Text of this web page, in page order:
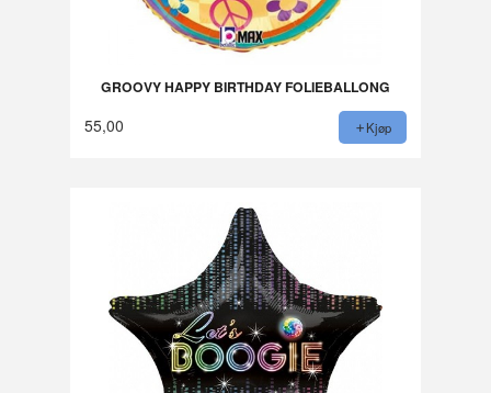
GROOVY HAPPY BIRTHDAY FOLIEBALLONG
55,00 Kjøp